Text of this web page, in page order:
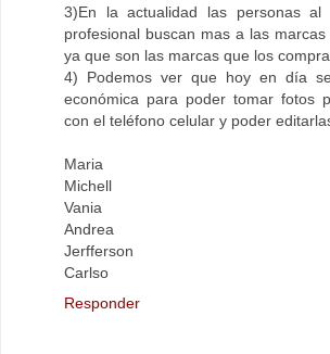
3)En la actualidad las personas al
profesional buscan mas a las
ya que son las marcas que los
4) Podemos ver que hoy en día
económica para poder tomar fotos
con el teléfono celular y poder
Maria
Michell
Vania
Andrea
Jerfferson
Carlso
Responder